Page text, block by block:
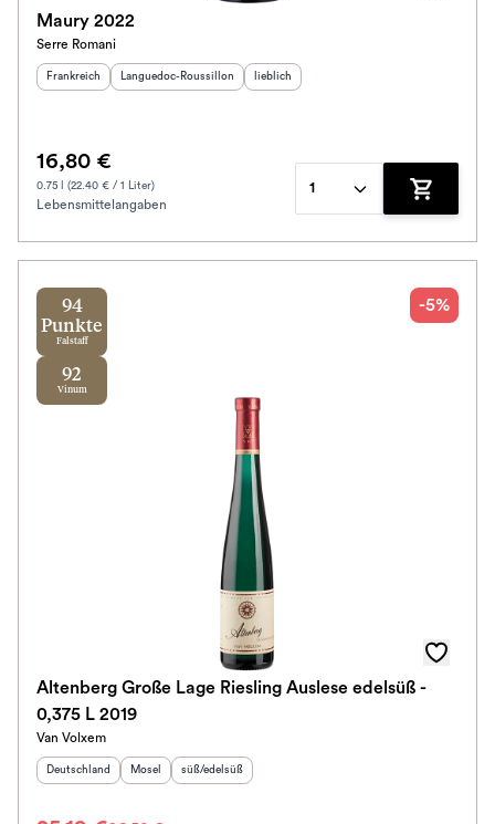
Maury 2022
Serre Romani
Herkunftsland
Frankreich Herkunftsregion:
Languedoc-Roussillon Geschmack
lieblich
16,80 €
0.75 l (22.40 € / 1 Liter)
Lebensmittelangaben
1
Zum
94
Punkte
Falstaff
92
Vinum
-5%
Altenberg Große Lage Riesling Auslese edelsüß -
0,375 L 2019
Van Volxem
Herkunftsland
Deutschland Herkunftsregion:
Mosel Geschmack:
süß/edelsüß